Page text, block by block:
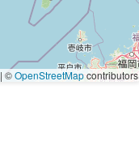
| ©OpenStreetMapcontributors